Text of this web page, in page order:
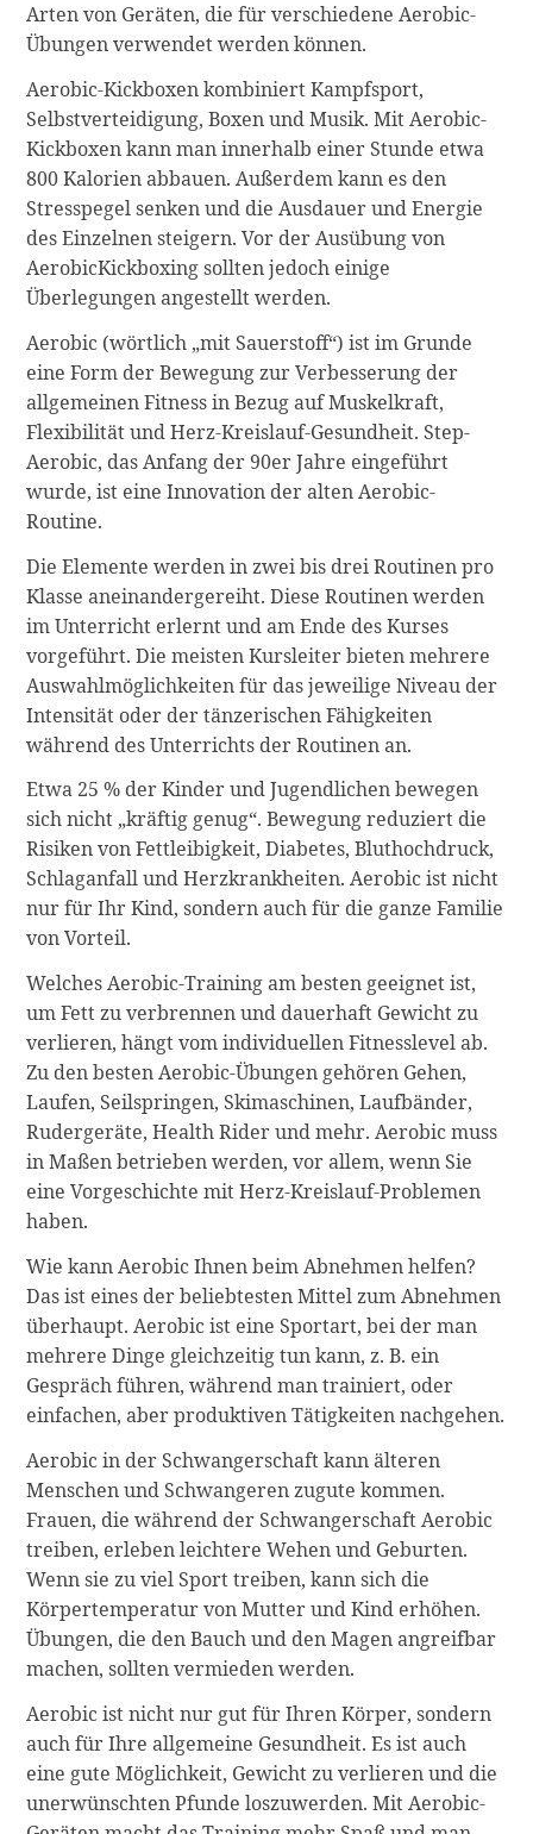
Arten von Geräten, die für verschiedene Aerobic-
Übungen verwendet werden können.
Aerobic-Kickboxen kombiniert Kampfsport,
Selbstverteidigung, Boxen und Musik. Mit Aerobic-
Kickboxen kann man innerhalb einer Stunde etwa
800 Kalorien abbauen. Außerdem kann es den
Stresspegel senken und die Ausdauer und Energie
des Einzelnen steigern. Vor der Ausübung von
AerobicKickboxing sollten jedoch einige
Überlegungen angestellt werden.
Aerobic (wörtlich „mit Sauerstoff“) ist im Grunde
eine Form der Bewegung zur Verbesserung der
allgemeinen Fitness in Bezug auf Muskelkraft,
Flexibilität und Herz-Kreislauf-Gesundheit. Step-
Aerobic, das Anfang der 90er Jahre eingeführt
wurde, ist eine Innovation der alten Aerobic-
Routine.
Die Elemente werden in zwei bis drei Routinen pro
Klasse aneinandergereiht. Diese Routinen werden
im Unterricht erlernt und am Ende des Kurses
vorgeführt. Die meisten Kursleiter bieten mehrere
Auswahlmöglichkeiten für das jeweilige Niveau der
Intensität oder der tänzerischen Fähigkeiten
während des Unterrichts der Routinen an.
Etwa 25 % der Kinder und Jugendlichen bewegen
sich nicht „kräftig genug“. Bewegung reduziert die
Risiken von Fettleibigkeit, Diabetes, Bluthochdruck,
Schlaganfall und Herzkrankheiten. Aerobic ist nicht
nur für Ihr Kind, sondern auch für die ganze Familie
von Vorteil.
Welches Aerobic-Training am besten geeignet ist,
um Fett zu verbrennen und dauerhaft Gewicht zu
verlieren, hängt vom individuellen Fitnesslevel ab.
Zu den besten Aerobic-Übungen gehören Gehen,
Laufen, Seilspringen, Skimaschinen, Laufbänder,
Rudergeräte, Health Rider und mehr. Aerobic muss
in Maßen betrieben werden, vor allem, wenn Sie
eine Vorgeschichte mit Herz-Kreislauf-Problemen
haben.
Wie kann Aerobic Ihnen beim Abnehmen helfen?
Das ist eines der beliebtesten Mittel zum Abnehmen
überhaupt. Aerobic ist eine Sportart, bei der man
mehrere Dinge gleichzeitig tun kann, z. B. ein
Gespräch führen, während man trainiert, oder
einfachen, aber produktiven Tätigkeiten nachgehen.
Aerobic in der Schwangerschaft kann älteren
Menschen und Schwangeren zugute kommen.
Frauen, die während der Schwangerschaft Aerobic
treiben, erleben leichtere Wehen und Geburten.
Wenn sie zu viel Sport treiben, kann sich die
Körpertemperatur von Mutter und Kind erhöhen.
Übungen, die den Bauch und den Magen angreifbar
machen, sollten vermieden werden.
Aerobic ist nicht nur gut für Ihren Körper, sondern
auch für Ihre allgemeine Gesundheit. Es ist auch
eine gute Möglichkeit, Gewicht zu verlieren und die
unerwünschten Pfunde loszuwerden. Mit Aerobic-